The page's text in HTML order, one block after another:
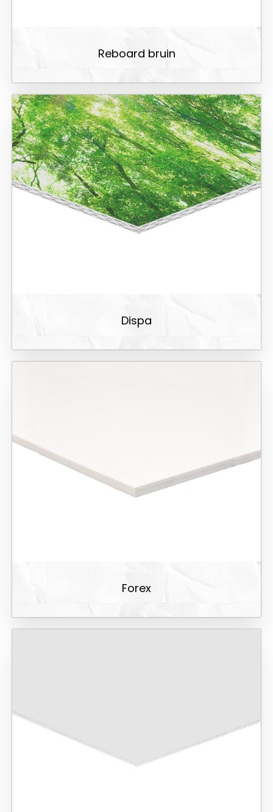
Reboard bruin
Dispa
Forex